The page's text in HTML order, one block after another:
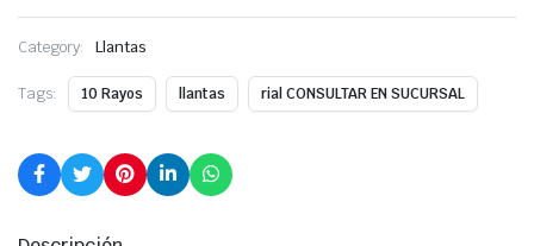
Category: Llantas
Tags: 10 Rayos llantas rial CONSULTAR EN SUCURSAL